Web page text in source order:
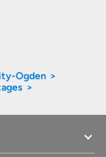
Ogden